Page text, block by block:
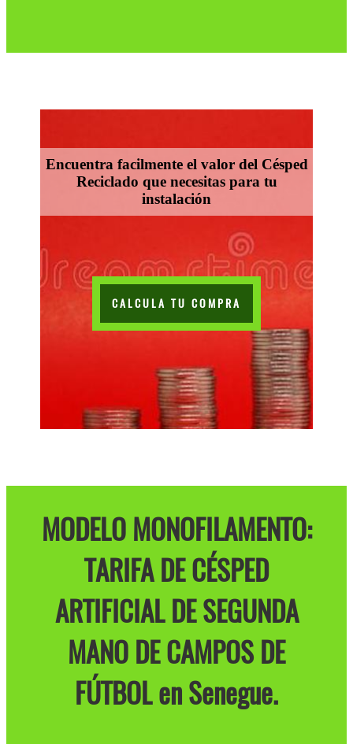
Encuentra facilmente el valor del Césped
Reciclado que necesitas para tu
instalación
CALCULA TU COMPRA
MODELO MONOFILAMENTO:
TARIFA DE CÉSPED
ARTIFICIAL DE SEGUNDA
MANO DE CAMPOS DE
FÚTBOL en Senegue.